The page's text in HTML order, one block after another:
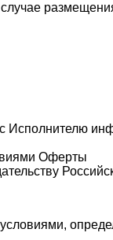
Исполнителю
Оферты